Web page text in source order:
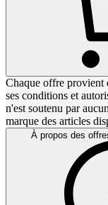
Chaque offre provient
ses conditions et
n'est soutenu par
marque des articles
À propos des